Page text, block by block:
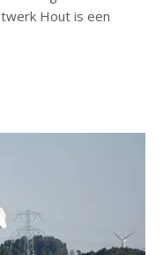
Hout is een